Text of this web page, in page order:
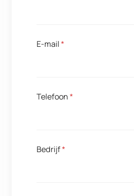
E-mail*
Telefoon*
Bedrijf*